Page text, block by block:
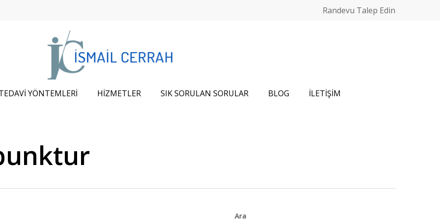
Randevu Talep Edin
YÖNTEMLERİ HİZMETLER SIK SORULAN SORULAR BLOG İLETİŞİM
Ara